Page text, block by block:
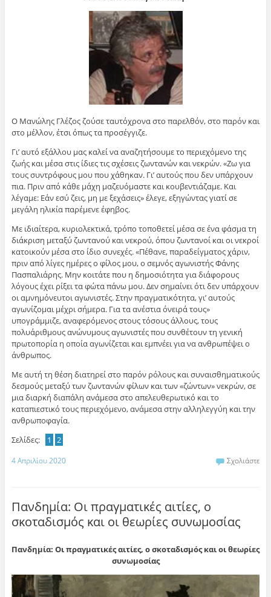
Ο Μανώλης Γλέζος ζούσε ταυτόχρονα στο παρελθόν, στο παρόν και
στο μέλλον, έτσι όπως τα προσέγγιζε.
Γι’ αυτό εξάλλου μας καλεί να αναζητήσουμε το περιεχόμενο της
ζωής και μέσα στις ίδιες τις σχέσεις ζωντανών και νεκρών. «Ζω για
τους συντρόφους μου που χάθηκαν. Γι’ αυτούς που δεν υπάρχουν
πια. Πριν από κάθε μάχη μαζευόμαστε και κουβεντιάζαμε. Και
λέγαμε: Εάν εσύ ζεις, μη με ξεχάσεις» έλεγε, εξηγώντας γιατί σε
μεγάλη ηλικία παρέμενε έφηβος.
Με ιδιαίτερα, κυριολεκτικά, τρόπο τοποθετεί μέσα σε ένα φάσμα τη
διάκριση μεταξύ ζωντανού και νεκρού, όπου ζωντανοί και οι νεκροί
κατοικούν μέσα στο ίδιο συνεχές. «Πέθανε, παραδείγματος χάριν,
πριν από λίγες ημέρες ο φίλος μου, ο σεμνός αγωνιστής Φάνης
Πασπαλιάρης. Μην κοιτάτε που η δημοσιότητα για διάφορους
λόγους έχει ρίξει τα φώτα πάνω μου. Δεν σημαίνει ότι δεν υπάρχουν
οι αμνημόνευτοι αγωνιστές. Στην πραγματικότητα, γι’ αυτούς
αγωνίζομαι μέχρι σήμερα. Για τα ανέστια όνειρά τους»
υπογράμμιζε, αναφερόμενος στους τόσους άλλους, τους
πολυάριθμους ανώνυμους αγωνιστές που συνθέτουν τη γενική
πρωτοπορία η οποία αγωνίζεται και εμπνέει για να ανθρωπέψει ο
άνθρωπος.
Με αυτή τη θέση διατηρεί στο παρόν ρόλους και συναισθηματικούς
δεσμούς μεταξύ των ζωντανών φίλων και των «ζώντων» νεκρών, σε
μια διαρκή διαπάλη ανάμεσα στο απελευθερωτικό και το
καταπιεστικό τους περιεχόμενο, ανάμεσα στην αλληλεγγύη και την
ανθρωποφαγία.
Σελίδες:
1 2
4 Απριλίου 2020 Σχολιάστε
Πανδημία: Οι πραγματικές αιτίες, ο
σκοταδισμός και οι θεωρίες συνωμοσίας
Πανδημία: Οι πραγματικές αιτίες, ο σκοταδισμός και οι θεωρίες
συνωμοσίας